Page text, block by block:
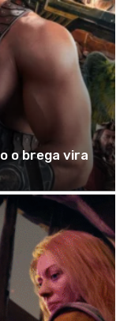
o brega vira